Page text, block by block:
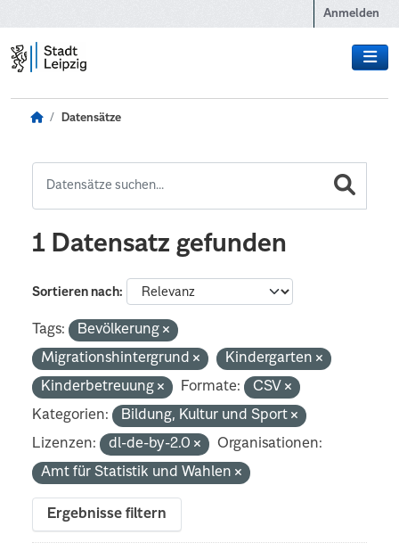
Anmelden
Datensätze
1 Datensatz gefunden
Sortieren nach
Tags:
Bevölkerung
Migrationshintergrund
Kindergarten
Kinderbetreuung
Formate:
CSV
Kategorien:
Bildung, Kultur und Sport
Lizenzen:
dl-de-by-2.0
Organisationen:
Amt für Statistik und Wahlen
Ergebnisse filtern